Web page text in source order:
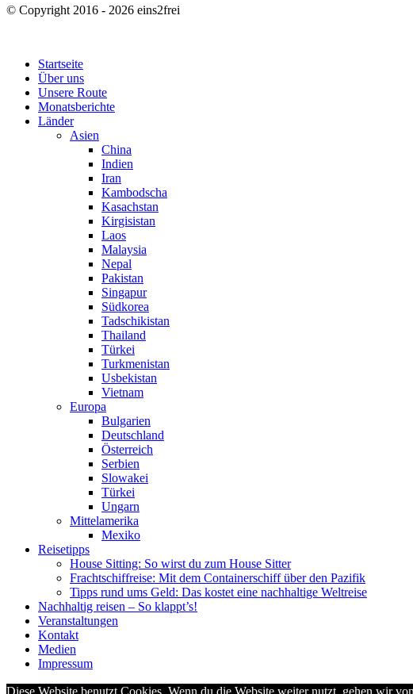
© Copyright 2016 - 2026 eins2frei
Startseite
Über uns
Unsere Route
Monatsberichte
Länder
Asien
China
Indien
Iran
Kambodscha
Kasachstan
Kirgisistan
Laos
Malaysia
Nepal
Pakistan
Singapur
Südkorea
Tadschikistan
Thailand
Türkei
Turkmenistan
Usbekistan
Vietnam
Europa
Bulgarien
Deutschland
Österreich
Serbien
Slowakei
Türkei
Ungarn
Mittelamerika
Mexiko
Reisetipps
House Sitting: So wirst du zum House Sitter
Frachtschiffreise: Mit dem Containerschiff über den Pazifik
Tipps rund ums Geld: Das kostet eine nachhaltige Weltreise
Nachhaltig reisen – So klappt’s!
Veranstaltungen
Kontakt
Medien
Impressum
Diese Website benutzt Cookies. Wenn du die Website weiter nutzt, gehen wir